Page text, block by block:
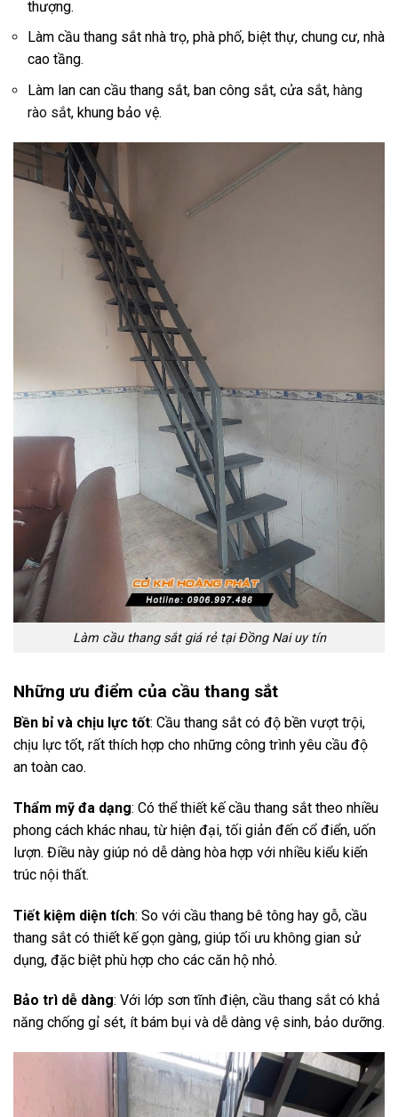
thượng.
Làm cầu thang sắt nhà trọ, phà phố, biệt thự, chung cư, nhà
cao tầng.
Làm lan can cầu thang sắt, ban công sắt, cửa sắt, hàng
rào sắt, khung bảo vệ.
Làm cầu thang sắt giá rẻ tại Đồng Nai uy tín
Những ưu điểm của cầu thang sắt
Bền bỉ và chịu lực tốt: Cầu thang sắt có độ bền vượt trội,
chịu lực tốt, rất thích hợp cho những công trình yêu cầu độ
an toàn cao.
Thẩm mỹ đa dạng: Có thể thiết kế cầu thang sắt theo nhiều
phong cách khác nhau, từ hiện đại, tối giản đến cổ điển, uốn
lượn. Điều này giúp nó dễ dàng hòa hợp với nhiều kiểu kiến
trúc nội thất.
Tiết kiệm diện tích: So với cầu thang bê tông hay gỗ, cầu
thang sắt có thiết kế gọn gàng, giúp tối ưu không gian sử
dụng, đặc biệt phù hợp cho các căn hộ nhỏ.
Bảo trì dễ dàng: Với lớp sơn tĩnh điện, cầu thang sắt có khả
năng chống gỉ sét, ít bám bụi và dễ dàng vệ sinh, bảo dưỡng.